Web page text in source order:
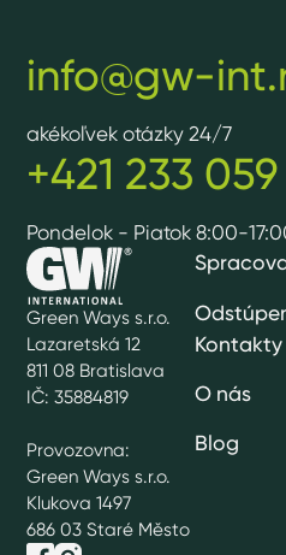
Green Ways s.r.o.
Lazaretská 12
811 08 Bratislava
IČ: 35884819
Provozovna:
Green Ways s.r.o.
Klukova 1497
686 03 Staré Město
Kontakty
O nás
Blog
info@gw-
akékoľvek otázky 24/7
+421 233
Pondelok - Piatok 8:00-